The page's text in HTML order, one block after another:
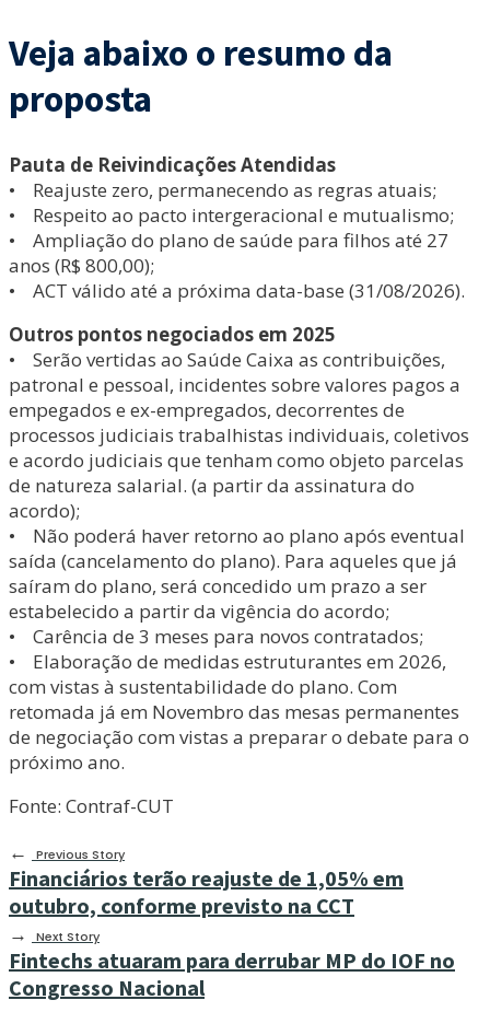
Veja abaixo o resumo da
proposta
Pauta de Reivindicações Atendidas
• Reajuste zero, permanecendo as regras atuais;
• Respeito ao pacto intergeracional e mutualismo;
• Ampliação do plano de saúde para filhos até 27
anos (R$ 800,00);
• ACT válido até a próxima data-base (31/08/2026).
Outros pontos negociados em 2025
• Serão vertidas ao Saúde Caixa as contribuições,
patronal e pessoal, incidentes sobre valores pagos a
empegados e ex-empregados, decorrentes de
processos judiciais trabalhistas individuais, coletivos
e acordo judiciais que tenham como objeto parcelas
de natureza salarial. (a partir da assinatura do
acordo);
• Não poderá haver retorno ao plano após eventual
saída (cancelamento do plano). Para aqueles que já
saíram do plano, será concedido um prazo a ser
estabelecido a partir da vigência do acordo;
• Carência de 3 meses para novos contratados;
• Elaboração de medidas estruturantes em 2026,
com vistas à sustentabilidade do plano. Com
retomada já em Novembro das mesas permanentes
de negociação com vistas a preparar o debate para o
próximo ano.
Fonte: Contraf-CUT
←
Previous Story
Financiários terão reajuste de 1,05% em
outubro, conforme previsto na CCT
→ Next Story
Fintechs atuaram para derrubar MP do IOF no
Congresso Nacional